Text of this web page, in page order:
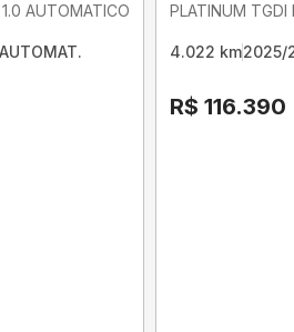
AUTOMATICO
AUTOMAT.
PLATINUM TGDI
4.022 km2025/
R$ 116.390